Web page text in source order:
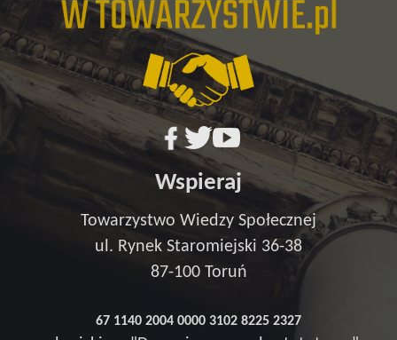
Wspieraj
Towarzystwo Wiedzy Społecznej
ul. Rynek Staromiejski 36-38
87-100 Toruń
67 1140 2004 0000 3102 8225 2327